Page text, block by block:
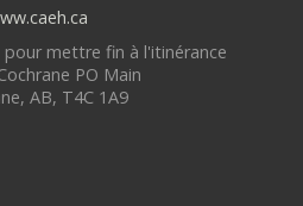
pour mettre fin à l'itinérance
PO Main
AB, T4C 1A9